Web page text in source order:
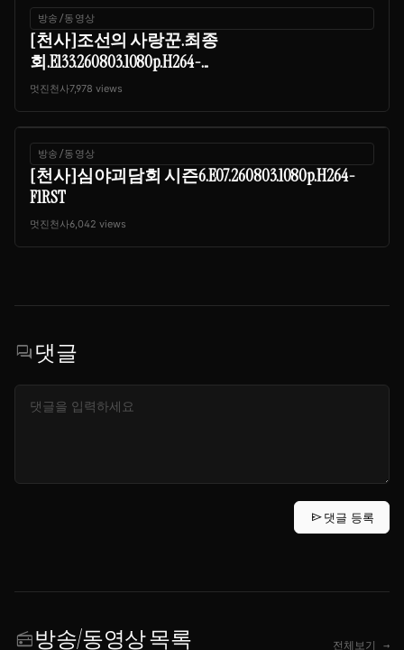
방송/동영상
[천사]조선의 사랑꾼.최종
회.E133.260803.1080p.H264-...
멋진천사7,978 views
방송/동영상
[천사]심야괴담회 시즌6.E07.260803.1080p.H264-
F1RST
멋진천사6,042 views
forum댓글
send댓글 등록
radio방송/동영상 목록 전체보기 →